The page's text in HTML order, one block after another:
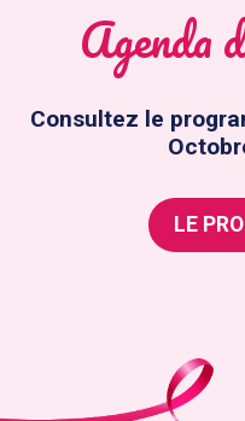
Agenda
Consultez le
LE